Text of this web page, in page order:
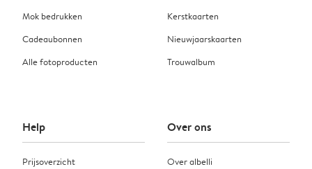
Mok bedrukken
Cadeaubonnen
Alle fotoproducten
Kerstkaarten
Nieuwjaarskaarten
Trouwalbum
Help
Prijsoverzicht
Over ons
Over albelli